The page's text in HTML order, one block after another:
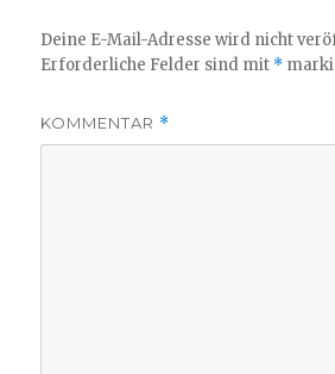
Deine E-Mail-Adresse wird nicht
Erforderliche Felder sind mit *
KOMMENTAR *